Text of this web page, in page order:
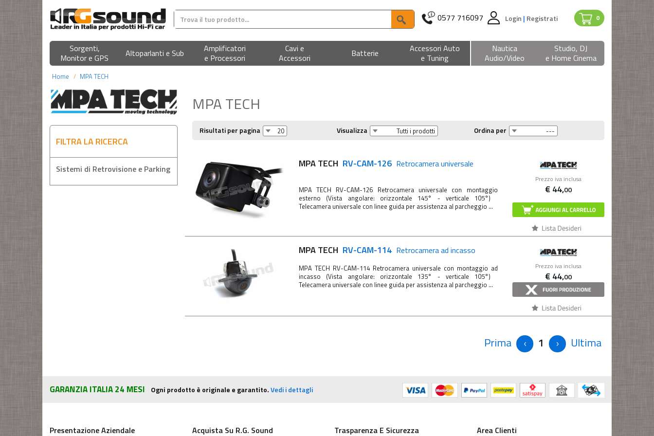
0
0577 716097 Login | Registrati
Sorgenti,
Monitor e GPS
Altoparlanti e Sub
Amplificatori
e Processori
Cavi e
Accessori
Batterie
Accessori Auto
e Tuning
Nautica
Audio/Video
Studio, DJ
e Home Cinema
Home MPA TECH
FILTRA LA RICERCA
Sistemi di Retrovisione e Parking
MPA TECH
Risultati per pagina Visualizza Ordina per
Prezzo iva inclusa
€ 44,00
MPA TECH RV-CAM-126 Retrocamera universale
MPA TECH RV-CAM-126 Retrocamera universale con montaggio
esterno (Vista angolare: orizzontale 145° - verticale 105°)
Telecamera universale con linee guida per assistenza al parcheggio ...
Prezzo iva inclusa
€ 44,00
MPA TECH RV-CAM-114 Retrocamera ad incasso
MPA TECH RV-CAM-114 Retrocamera universale con montaggio ad
incasso (Vista angolare: orizzontale 135° - verticale 105°)
Telecamera universale con linee guida per assistenza al parcheggio ...
Prima 1 Ultima
GARANZIA ITALIA 24 MESI Ogni prodotto è originale e garantito.Vedi i dettagli
Presentazione Aziendale Acquista Su R.G. Sound Trasparenza E Sicurezza Area Clienti